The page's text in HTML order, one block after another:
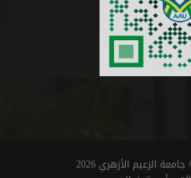
الزعيم الأزهري 2026